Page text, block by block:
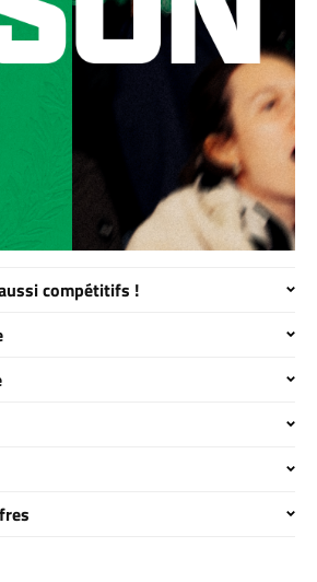
compétitifs !